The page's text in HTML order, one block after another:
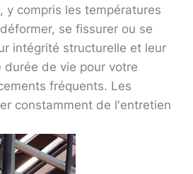
y compris les températures
se fissurer ou se
intégrité structurelle et leur
de vie pour votre
fréquents. Les
constamment de l'entretien